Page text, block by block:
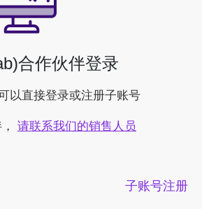
合作伙伴登录
以直接登录或注册子账号
请联系我们的销售人员
子账号注册